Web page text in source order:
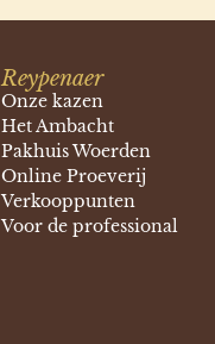
Reypenaer
Onze kazen
Het Ambacht
Pakhuis Woerden
Online Proeverij
Verkooppunten
Voor de professional